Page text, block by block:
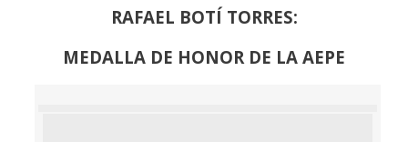
RAFAEL BOTÍ TORRES:
MEDALLA DE HONOR DE LA AEPE